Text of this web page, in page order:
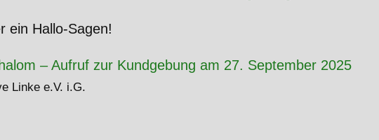
ein Hallo-Sagen!
– Aufruf zur Kundgebung am 27. September 2025
Linke e.V. i.G.